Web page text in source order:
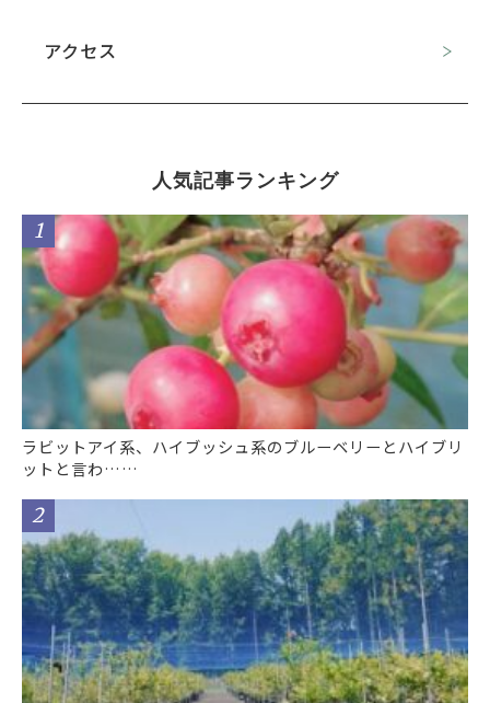
アクセス
人気記事ランキング
ラビットアイ系、ハイブッシュ系のブルーベリーとハイブリ
ットと言わ……